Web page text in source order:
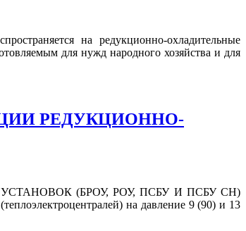
на редукционно-охладительные
для нужд народного хозяйства и для
РЕДУКЦИОННО-
(БРОУ, РОУ, ПСБУ И ПСБУ СН)
на давление 9 (90) и 13